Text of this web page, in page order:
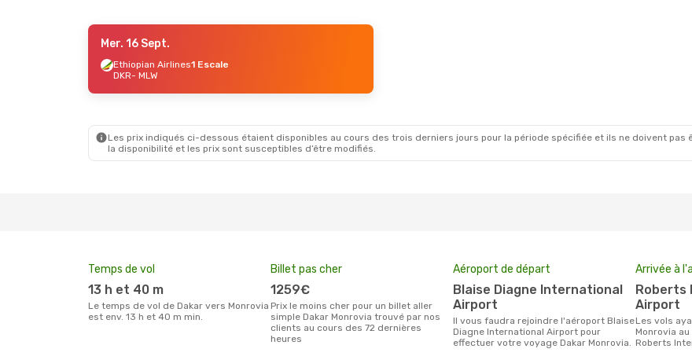
- Jeu. 1 Oct.
1 Escale
Mer. 16 Sept.
Ethiopian Airlines1 Escale
DKR- MLW
Les prix indiqués ci-dessous étaient disponibles au cours des trois derniers jours pour la période spécifiée et ils ne doivent pas
la disponibilité et les prix sont susceptibles d’être modifiés.
Temps de vol
13 h et 40 m
Le temps de vol de Dakar vers Monrovia
est env. 13 h et 40 m min.
Billet pas cher
1259€
Prix le moins cher pour un billet aller
simple Dakar Monrovia trouvé par nos
clients au cours des 72 dernières
heures
Aéroport de départ
Blaise Diagne International
Airport
Il vous faudra rejoindre l'aéroport Blaise
Diagne International Airport pour
effectuer votre voyage Dakar Monrovia.
Arrivée à
Roberts International
Airport
Les vols ayant pour destination
Monrovia
Roberts